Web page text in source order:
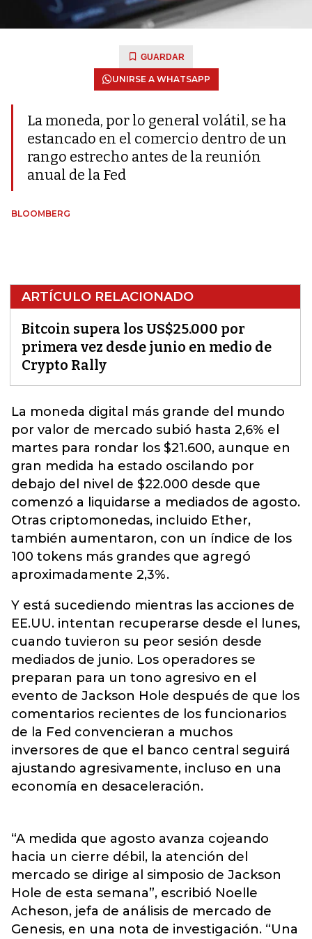
GUARDAR
UNIRSE A WHATSAPP
La moneda, por lo general volátil, se ha
estancado en el comercio dentro de un
rango estrecho antes de la reunión
anual de la Fed
BLOOMBERG
ARTÍCULO RELACIONADO
Bitcoin supera los US$25.000 por
primera vez desde junio en medio de
Crypto Rally
La moneda digital más grande del mundo
por valor de mercado subió hasta 2,6% el
martes para rondar los $21.600, aunque en
gran medida ha estado oscilando por
debajo del nivel de $22.000 desde que
comenzó a liquidarse a mediados de agosto.
Otras criptomonedas, incluido Ether,
también aumentaron, con un índice de los
100 tokens más grandes que agregó
aproximadamente 2,3%.
Y está sucediendo mientras las acciones de
EE.UU. intentan recuperarse desde el lunes,
cuando tuvieron su peor sesión desde
mediados de junio. Los operadores se
preparan para un tono agresivo en el
evento de Jackson Hole después de que los
comentarios recientes de los funcionarios
de la Fed convencieran a muchos
inversores de que el banco central seguirá
ajustando agresivamente, incluso en una
economía en desaceleración.
“A medida que agosto avanza cojeando
hacia un cierre débil, la atención del
mercado se dirige al simposio de Jackson
Hole de esta semana”, escribió Noelle
Acheson, jefa de análisis de mercado de
Genesis, en una nota de investigación. “Una